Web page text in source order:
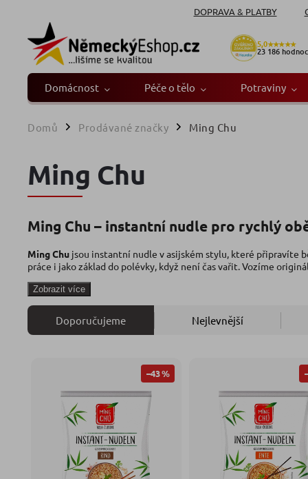
DOPRAVA & PLATBY
5,0★★★★★
23 186
Domácnost Péče o tělo Potraviny
Domů / Prodávané značky / Ming Chu
Ming Chu
Ming Chu – instantní nudle pro rychlý
Ming Chu jsou instantní nudle v asijském stylu, které připravíte
práce i jako základ do polévky, když není čas vařit. Vozíme
Zobrazit více
Doporučujeme Nejlevnější
–43 %